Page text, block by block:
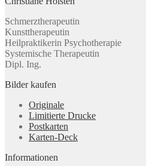
Schmerztherapeutin
Kunsttherapeutin
Heilpraktikerin Psychotherapie
Systemische Therapeutin
Dipl. Ing.
Bilder kaufen
Originale
Limitierte Drucke
Postkarten
Karten-Deck
Informationen